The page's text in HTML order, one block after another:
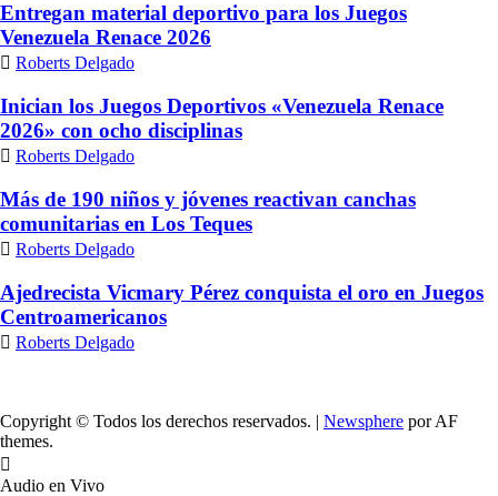
Entregan material deportivo para los Juegos
Venezuela Renace 2026
Roberts Delgado
Inician los Juegos Deportivos «Venezuela Renace
2026» con ocho disciplinas
Roberts Delgado
Más de 190 niños y jóvenes reactivan canchas
comunitarias en Los Teques
Roberts Delgado
Ajedrecista Vicmary Pérez conquista el oro en Juegos
Centroamericanos
Roberts Delgado
Copyright © Todos los derechos reservados. | Newsphere por AF
themes.
Audio en Vivo